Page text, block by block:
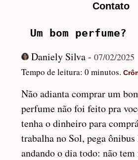
Contato
Um bom perfume?
Daniely Silva - 07/02/2025
Tempo de leitura: 0 minutos.
Não adianta comprar um
perfume não foi feito pra
tenha o dinheiro para
trabalha no Sol, pega
andando o dia todo: não